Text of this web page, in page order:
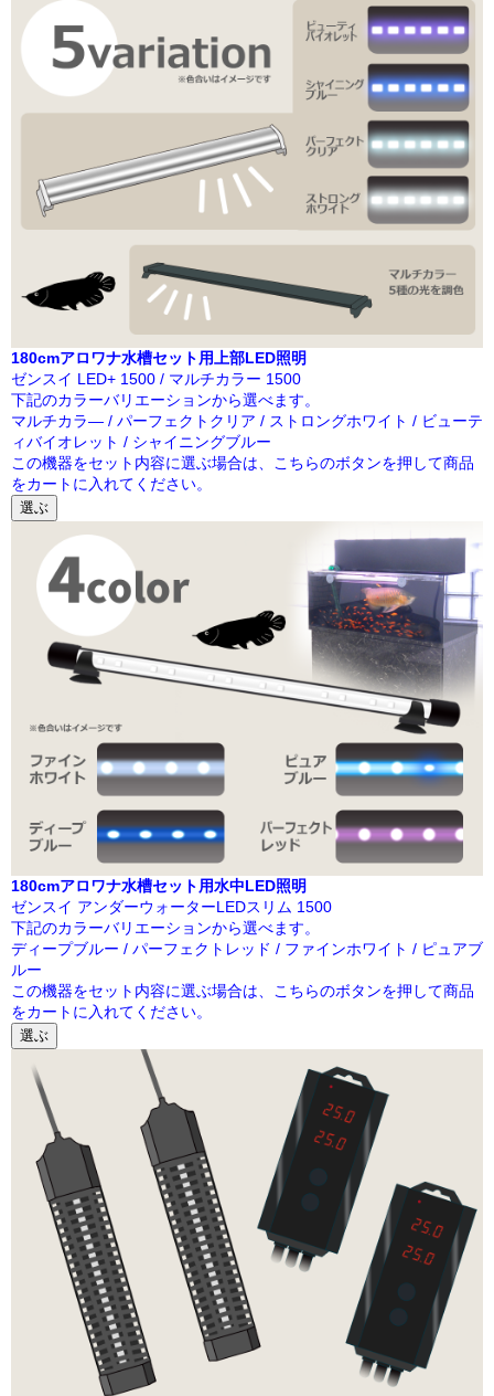
180cmアロワナ水槽セット用上部LED照明
ゼンスイ LED+ 1500 / マルチカラー 1500
下記のカラーバリエーションから選べます。
マルチカラ― / パーフェクトクリア / ストロングホワイト / ビューテ
ィバイオレット / シャイニングブルー
この機器をセット内容に選ぶ場合は、こちらのボタンを押して商品
をカートに入れてください。
選ぶ
180cmアロワナ水槽セット用水中LED照明
ゼンスイ アンダーウォーターLEDスリム 1500
下記のカラーバリエーションから選べます。
ディープブルー / パーフェクトレッド / ファインホワイト / ピュアブ
ルー
この機器をセット内容に選ぶ場合は、こちらのボタンを押して商品
をカートに入れてください。
選ぶ